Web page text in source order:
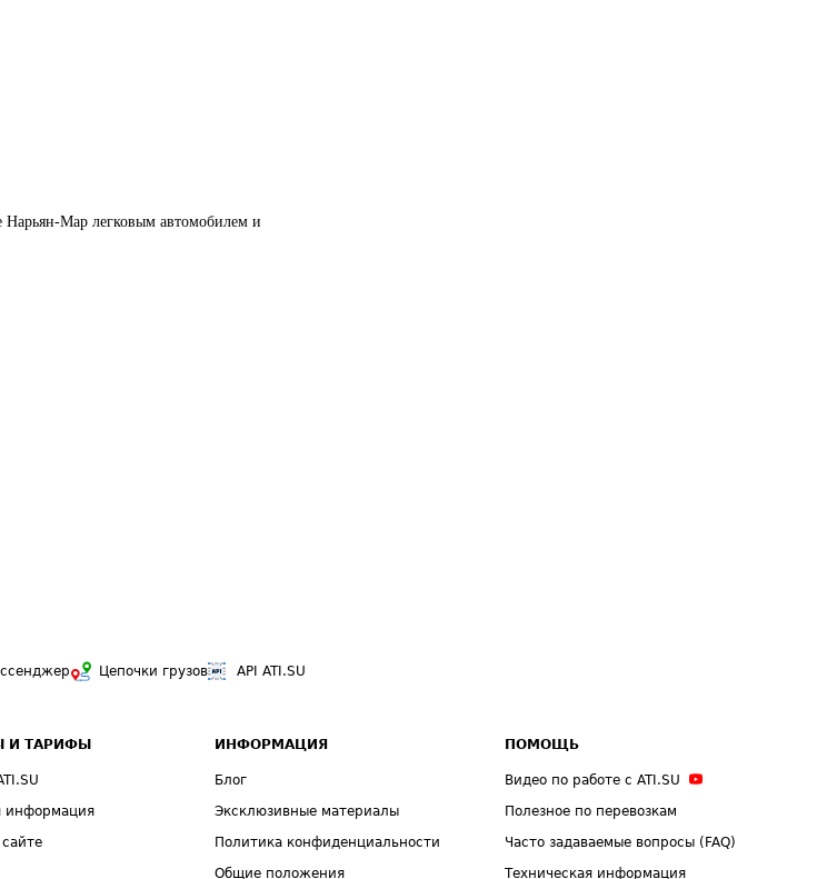
Нарьян-Мар легковым автомобилем и
Цепочки грузов API ATI.SU
И ТАРИФЫ
информация
ИНФОРМАЦИЯ
Блог
Эксклюзивные материалы
Политика конфиденциальности
Общие положения
ПОМОЩЬ
Видео по работе с ATI.SU
Полезное по перевозкам
Часто задаваемые вопросы (FAQ)
Техническая информация